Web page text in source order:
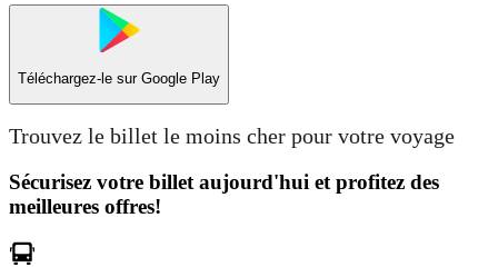
Téléchargez-le sur Google Play
Trouvez le billet le moins cher pour votre voyage
Sécurisez votre billet aujourd'hui et profitez des
meilleures offres!